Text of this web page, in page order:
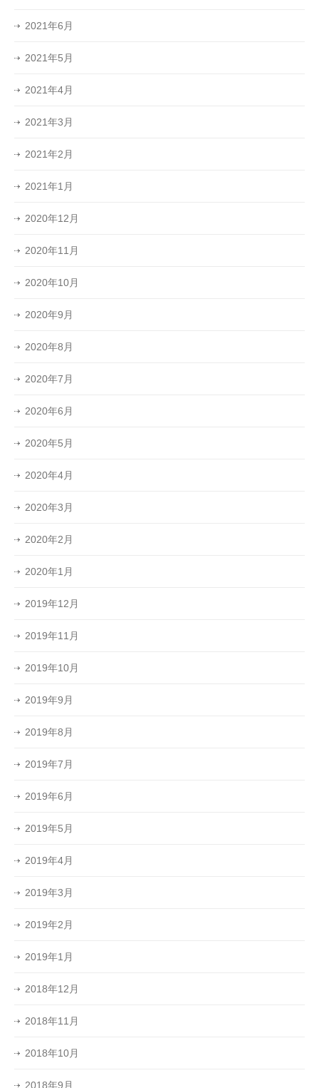
2021年6月
2021年5月
2021年4月
2021年3月
2021年2月
2021年1月
2020年12月
2020年11月
2020年10月
2020年9月
2020年8月
2020年7月
2020年6月
2020年5月
2020年4月
2020年3月
2020年2月
2020年1月
2019年12月
2019年11月
2019年10月
2019年9月
2019年8月
2019年7月
2019年6月
2019年5月
2019年4月
2019年3月
2019年2月
2019年1月
2018年12月
2018年11月
2018年10月
2018年9月